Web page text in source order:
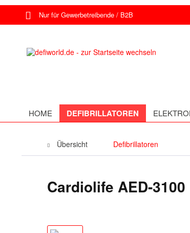
Nur für Gewerbetreibende / B2B
HOME DEFIBRILLATOREN
Übersicht Defibrillatoren
Cardiolife AED-3100